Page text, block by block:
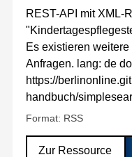
REST-API mit XML-
Es existieren
Anfragen. lang: de
https://
handbuch/
Format: RSS
Zur Ressource